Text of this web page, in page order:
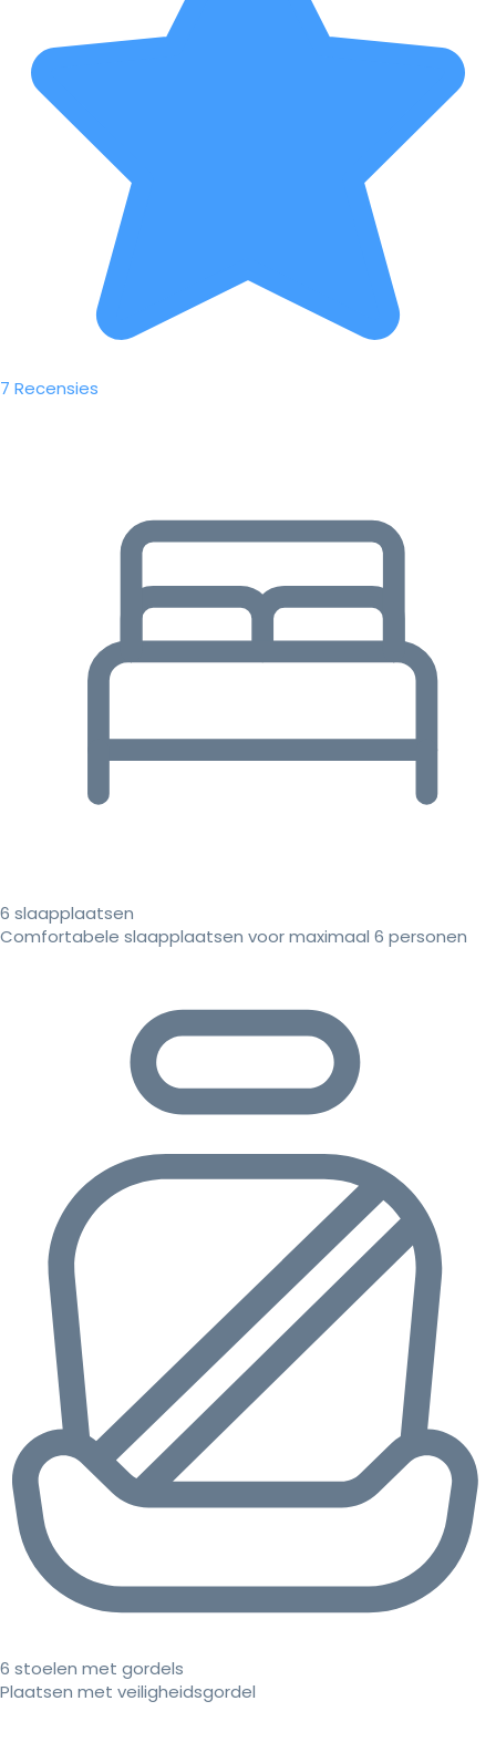
7 Recensies
6 slaapplaatsen
Comfortabele slaapplaatsen voor maximaal 6 personen
6 stoelen met gordels
Plaatsen met veiligheidsgordel